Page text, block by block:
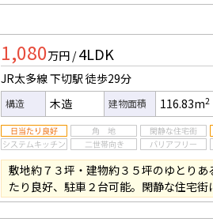
1,080万円 / 4LDK
JR太多線 下切駅 徒歩29分
構造 木造 建物面積 116.83m2
敷地約７３坪・建物約３５坪のゆとりあ
たり良好、駐車２台可能。閑静な住宅